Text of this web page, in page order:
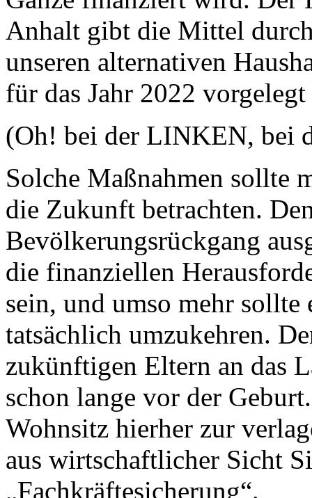
Anhalt gibt die Mittel
unseren alternativen
für das Jahr 2022 vorgelegt
(Oh! bei der LINKEN, bei
Solche Maßnahmen sollte
die Zukunft betrachten.
Bevölkerungsrückgang
die finanziellen
sein, und umso mehr sollte
tatsächlich umzukehren.
zukünftigen Eltern an das
schon lange vor der
Wohnsitz hierher zur
aus wirtschaftlicher Sicht
„Fachkräftesicherung“.